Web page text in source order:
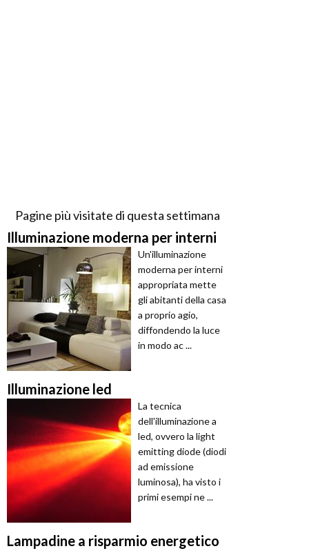
Pagine più visitate di questa settimana
Illuminazione moderna per interni
Un'illuminazione
moderna per interni
appropriata mette
gli abitanti della casa
a proprio agio,
diffondendo la luce
in modo ac ...
Illuminazione led
La tecnica
dell'illuminazione a
led, ovvero la light
emitting diode (diodi
ad emissione
luminosa), ha visto i
primi esempi ne ...
Lampadine a risparmio energetico